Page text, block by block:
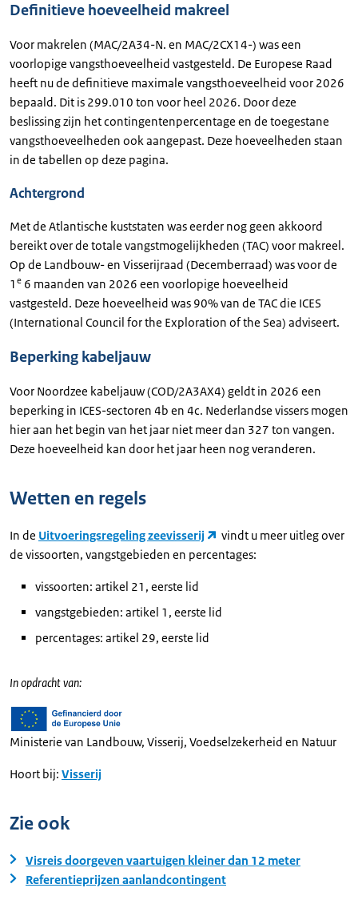
Definitieve hoeveelheid makreel
Voor makrelen (MAC/2A34-N. en MAC/2CX14-) was een
voorlopige vangsthoeveelheid vastgesteld. De Europese Raad
heeft nu de definitieve maximale vangsthoeveelheid voor 2026
bepaald. Dit is 299.010 ton voor heel 2026. Door deze
beslissing zijn het contingentenpercentage en de toegestane
vangsthoeveelheden ook aangepast. Deze hoeveelheden staan
in de tabellen op deze pagina.
Achtergrond
Met de Atlantische kuststaten was eerder nog geen akkoord
bereikt over de totale vangstmogelijkheden (TAC) voor makreel.
Op de Landbouw- en Visserijraad (Decemberraad) was voor de
1 e 6 maanden van 2026 een voorlopige hoeveelheid
vastgesteld. Deze hoeveelheid was 90% van de TAC die ICES
(International Council for the Exploration of the Sea) adviseert.
Beperking kabeljauw
Voor Noordzee kabeljauw (COD/2A3AX4) geldt in 2026 een
beperking in ICES-sectoren 4b en 4c. Nederlandse vissers mogen
hier aan het begin van het jaar niet meer dan 327 ton vangen.
Deze hoeveelheid kan door het jaar heen nog veranderen.
Wetten en regels
In de Uitvoeringsregeling zeevisserij
vindt u meer uitleg over
de vissoorten, vangstgebieden en percentages:
vissoorten: artikel 21, eerste lid
vangstgebieden: artikel 1, eerste lid
percentages: artikel 29, eerste lid
In opdracht van:
Ministerie van Landbouw, Visserij, Voedselzekerheid en Natuur
Hoort bij: Visserij
Zie ook
Visreis doorgeven vaartuigen kleiner dan 12 meter
Referentieprijzen aanlandcontingent